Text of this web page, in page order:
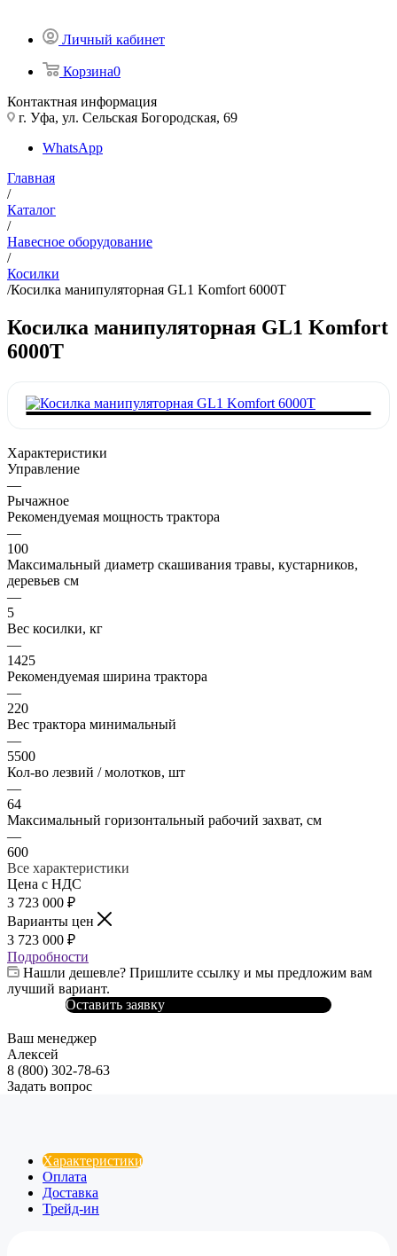
Личный кабинет
Корзина0
Контактная информация
г. Уфа, ул. Сельская Богородская, 69
WhatsApp
Главная
/
Каталог
/
Навесное оборудование
/
Косилки
/Косилка манипуляторная GL1 Komfort 6000T
Косилка манипуляторная GL1 Komfort
6000T
Характеристики
Управление
—
Рычажное
Рекомендуемая мощность трактора
—
100
Максимальный диаметр скашивания травы, кустарников,
деревьев см
—
5
Вес косилки, кг
—
1425
Рекомендуемая ширина трактора
—
220
Вес трактора минимальный
—
5500
Кол-во лезвий / молотков, шт
—
64
Максимальный горизонтальный рабочий захват, см
—
600
Все характеристики
Цена с НДС
3 723 000 ₽
Варианты цен
3 723 000 ₽
Подробности
Нашли дешевле? Пришлите ссылку и мы предложим вам
лучший вариант.
Оставить заявку
Ваш менеджер
Алексей
8 (800) 302-78-63
Задать вопрос
Характеристики
Оплата
Доставка
Трейд-ин